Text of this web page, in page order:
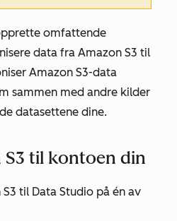
omfattende
data fra Amazon S3 til
Amazon S3-data
sammen med andre kilder
datasettene dine.
S3 til kontoen din
til Data Studio på én av